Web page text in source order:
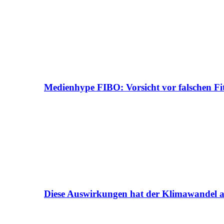
Medienhype FIBO: Vorsicht vor falschen
Diese Auswirkungen hat der Klimawandel